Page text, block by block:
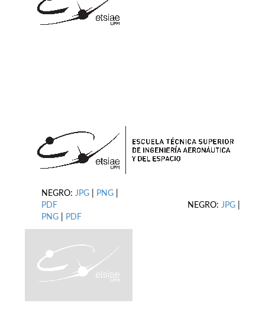
NEGRO: JPG PNG
PDF NEGRO: JPG
PNG
PDF